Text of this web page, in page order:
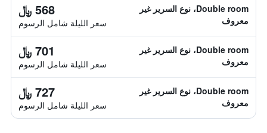
Double room، نوع السرير غير
معروف
568 ﷼
سعر الليلة شامل الرسوم
Double room، نوع السرير غير
معروف
701 ﷼
سعر الليلة شامل الرسوم
Double room، نوع السرير غير
معروف
727 ﷼
سعر الليلة شامل الرسوم